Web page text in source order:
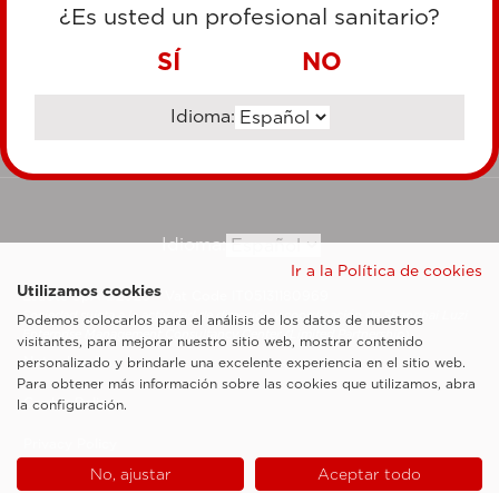
TRANSFERENCIA BANCARIA
Idioma:
Esaote SpA ©2026 - Vat Code IT05131180969
Sociedad sujeta a la actividad de dirección y coordinación de Shanghai Luzi
Enterprise Management Consultancy Center (Limited Partnership)
Notas legales
Cookie Policy
¿Es usted un profesional sanitario?
SÍ NO
Idioma:
Ir a la Política de cookies
Utilizamos cookies
Podemos colocarlos para el análisis de los datos de nuestros
visitantes, para mejorar nuestro sitio web, mostrar contenido
personalizado y brindarle una excelente experiencia en el sitio web.
Para obtener más información sobre las cookies que utilizamos, abra
la configuración.
No, ajustar Aceptar todo